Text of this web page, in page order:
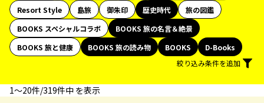
Resort Style
島旅 御朱印 歴史時代
旅の図鑑
BOOKS スペシャルコラボ
BOOKS 旅の名言＆絶景
BOOKS 旅と健康
BOOKS 旅の読み物 BOOKS
D-Books
絞り込み条件を追加
1〜20件/319件中 を表示